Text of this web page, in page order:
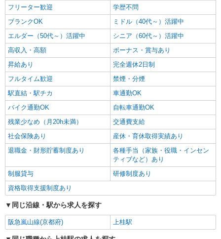
フリーター歓迎
学歴不問
ブランクOK
ミドル（40代～）活躍中
エルダー（50代～）活躍中
シニア（60代～）活躍中
高収入・高額
ボーナス・賞与あり
昇給あり
完全週休2日制
フルタイム歓迎
禁煙・分煙
駅直結・駅チカ
車通勤OK
バイク通勤OK
自転車通勤OK
残業少なめ（月20h未満）
交通費支給
社会保険あり
産休・育休取得実績あり
退職金・財形貯蓄制度あり
各種手当（家族・役職・インセン
ティブなど）あり
制服貸与
研修制度あり
資格取得支援制度あり
同じ沿線・駅から求人を探す
阪急嵐山線(京都府) 上桂駅